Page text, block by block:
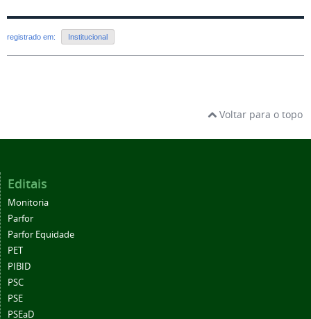
registrado em: Institucional
Voltar para o topo
Editais
Monitoria
Parfor
Parfor Equidade
PET
PIBID
PSC
PSE
PSEaD